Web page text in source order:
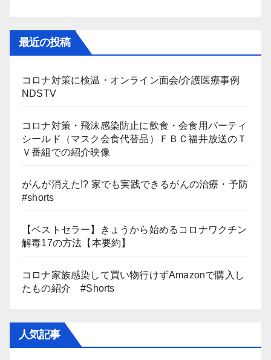
最近の投稿
コロナ対策に検温・オンライン面会/介護医療事例
NDSTV
コロナ対策・飛沫感染防止に飲食・会食用パーティ
シールド（マスク会食代替品）ＦＢＣ福井放送のＴ
Ｖ番組での紹介映像
がんが消えた!? 家でも実践できるがんの治療・予防
#shorts
【ベストセラー】きょうから始めるコロナワクチン
解毒17の方法【本要約】
コロナ家族感染して買い物行けずAmazonで購入し
たもの紹介 #Shorts
人気記事